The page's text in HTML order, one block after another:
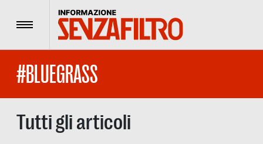
Menu
#BLUEGRASS
Tutti gli articoli